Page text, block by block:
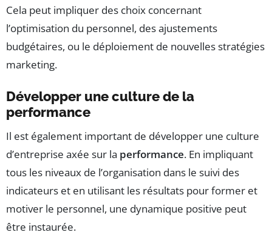
Cela peut impliquer des choix concernant
l’optimisation du personnel, des ajustements
budgétaires, ou le déploiement de nouvelles stratégies
marketing.
Développer une culture de la
performance
Il est également important de développer une culture
d’entreprise axée sur la performance. En impliquant
tous les niveaux de l’organisation dans le suivi des
indicateurs et en utilisant les résultats pour former et
motiver le personnel, une dynamique positive peut
être instaurée.